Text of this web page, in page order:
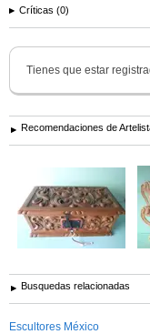
Críticas (0)
Tienes que estar
Recomendaciones de
Busquedas relacionadas
Escultores México